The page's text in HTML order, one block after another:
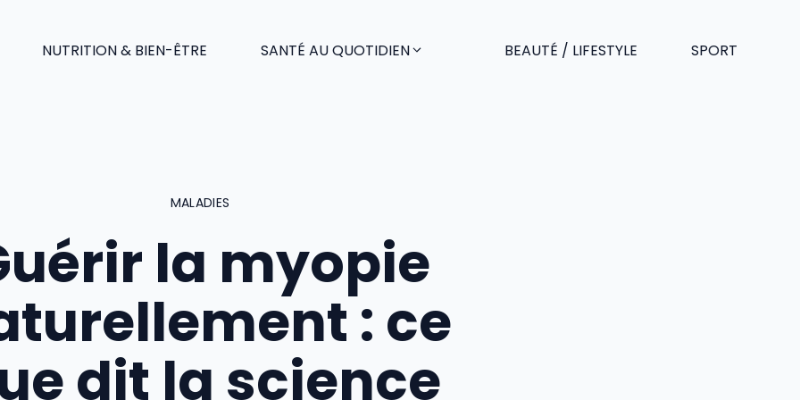
NUTRITION & BIEN-ÊTRE SANTÉ AU QUOTIDIEN BEAUTÉ / LIFESTYLE SPORT
MALADIES
la myopie
: ce
dit la science